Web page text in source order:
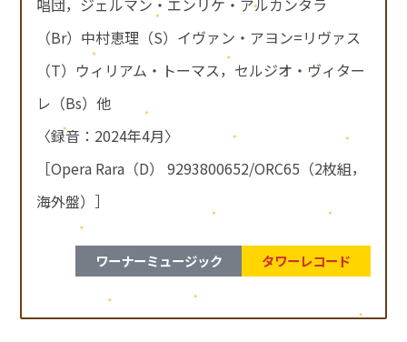
唱団，ジェルマン・エンリケ・アルカンタラ
（Br）中村恵理（S）イヴァン・アヨン=リヴァス
（T）ウィリアム・トーマス，セルジオ・ヴィター
レ（Bs）他
〈録音：2024年4月〉
［Opera Rara（D） 9293800652/ORC65（2枚組，
海外盤）］
ワーナーミュージック タワーレコード